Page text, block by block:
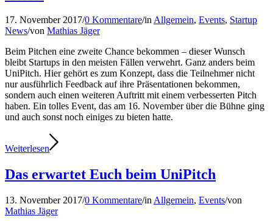
17. November 2017/0 Kommentare/inAllgemein, Events, Startup
News/von Mathias Jäger
Beim Pitchen eine zweite Chance bekommen – dieser Wunsch
bleibt Startups in den meisten Fällen verwehrt. Ganz anders beim
UniPitch. Hier gehört es zum Konzept, dass die Teilnehmer nicht
nur ausführlich Feedback auf ihre Präsentationen bekommen,
sondern auch einen weiteren Auftritt mit einem verbesserten Pitch
haben. Ein tolles Event, das am 16. November über die Bühne ging
und auch sonst noch einiges zu bieten hatte.
Weiterlesen
Das erwartet Euch beim UniPitch
13. November 2017/0 Kommentare/in Allgemein, Events/von
Mathias Jäger